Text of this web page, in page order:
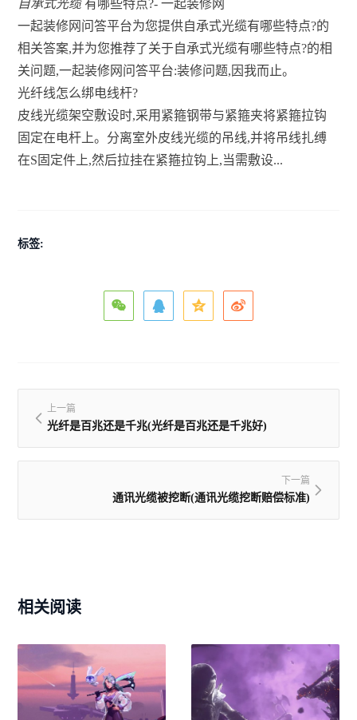
自承式光缆 有哪些特点?- 一起装修网
一起装修网问答平台为您提供自承式光缆有哪些特点?的
相关答案,并为您推荐了关于自承式光缆有哪些特点?的相
关问题,一起装修网问答平台:装修问题,因我而止。
光纤线怎么绑电线杆?
皮线光缆架空敷设时,采用紧箍钢带与紧箍夹将紧箍拉钩
固定在电杆上。分离室外皮线光缆的吊线,并将吊线扎缚
在S固定件上,然后拉挂在紧箍拉钩上,当需敷设...
标签:
上一篇
光纤是百兆还是千兆(光纤是百兆还是千兆好)
下一篇
通讯光缆被挖断(通讯光缆挖断赔偿标准)
相关阅读